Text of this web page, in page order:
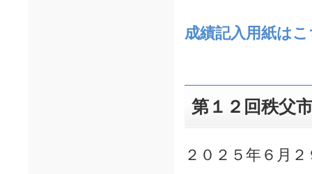
成績記入用紙は
第１２回秩父
２０２５年６月